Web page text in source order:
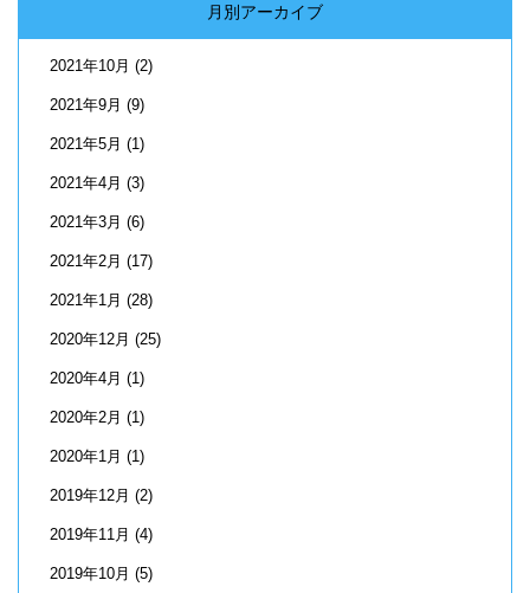
月別アーカイブ
2021年10月 (2)
2021年9月 (9)
2021年5月 (1)
2021年4月 (3)
2021年3月 (6)
2021年2月 (17)
2021年1月 (28)
2020年12月 (25)
2020年4月 (1)
2020年2月 (1)
2020年1月 (1)
2019年12月 (2)
2019年11月 (4)
2019年10月 (5)